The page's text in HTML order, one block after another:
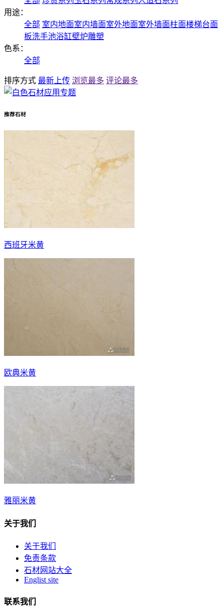
用途：
全部 室内地面室内墙面室外地面室外墙面柱面楼梯台面
板洗手池浴缸壁炉雕塑
色系：
全部
排序方式 最新上传 浏览最多 评论最多
推荐石材
西班牙米黄
欧典米黄
雅丽米黄
关于我们
关于我们
免责条款
石材网站大全
Englist site
联系我们